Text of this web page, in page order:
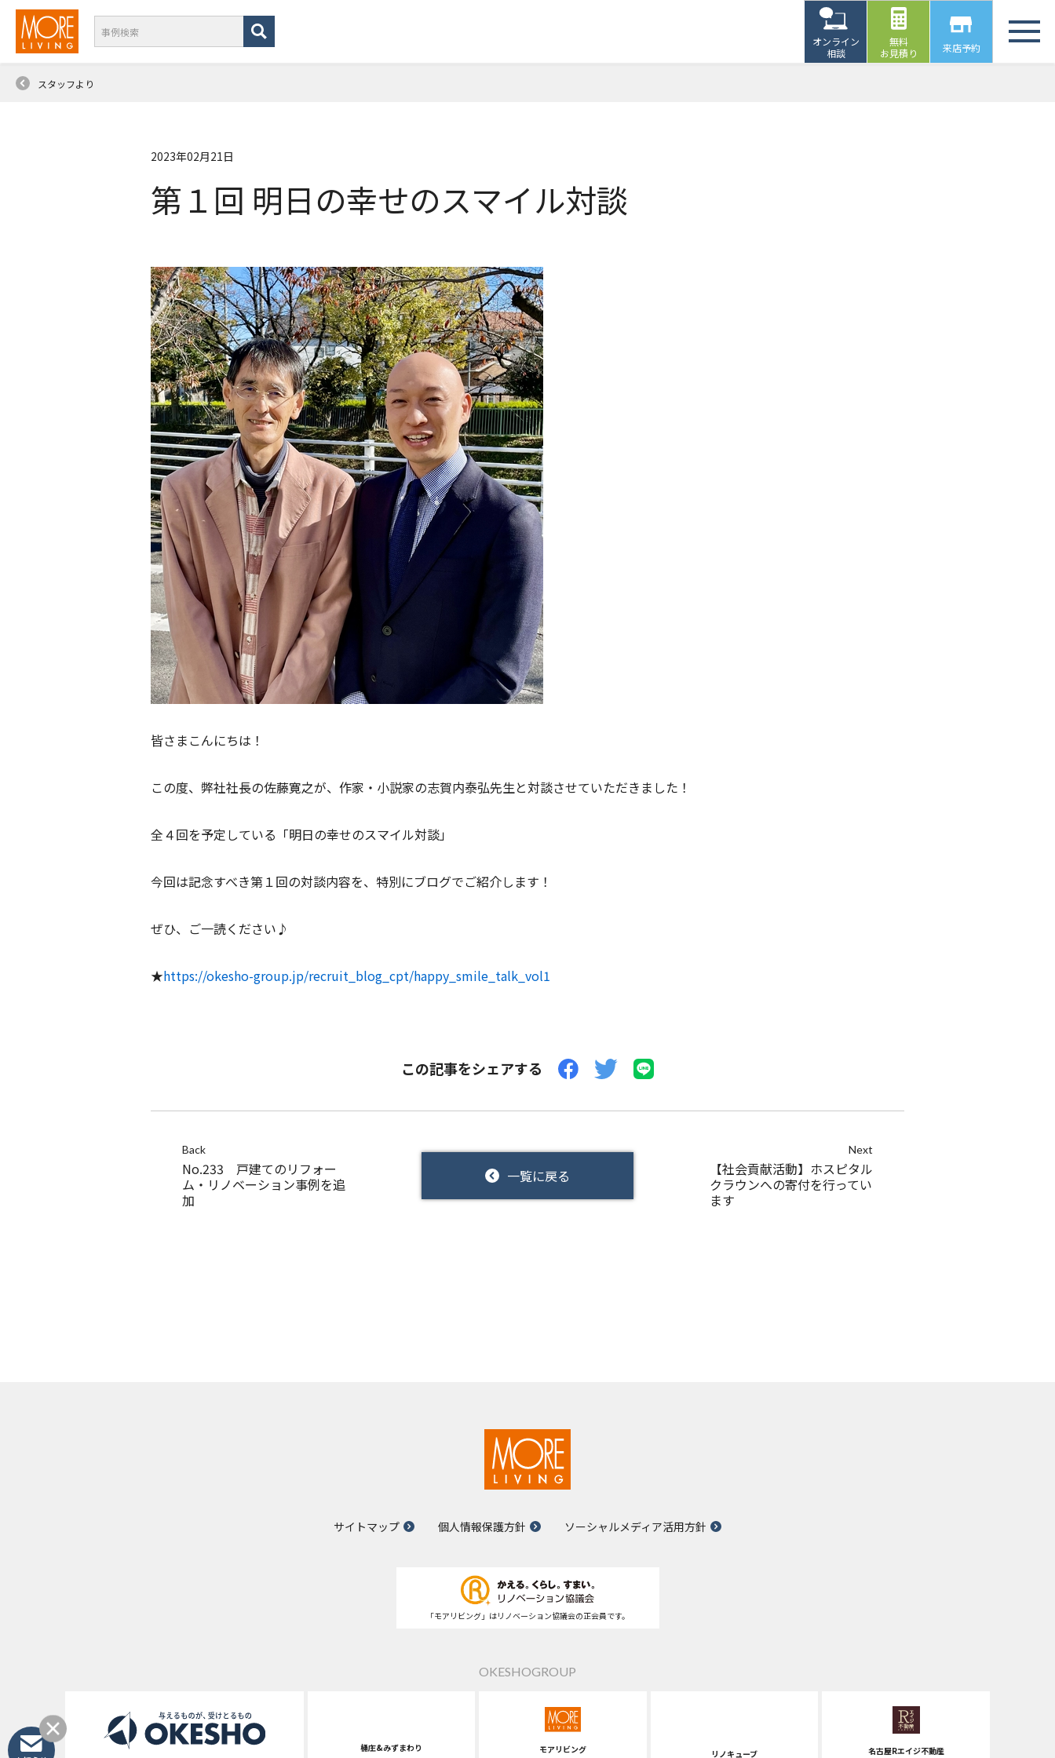
オンライン
相談
無料
お見積り
来店予約
スタッフより
2023年02月21日
第１回 明日の幸せのスマイル対談
皆さまこんにちは！
この度、弊社社長の佐藤寛之が、作家・小説家の志賀内泰弘先生と対談させていただきました！
全４回を予定している「明日の幸せのスマイル対談」
今回は記念すべき第１回の対談内容を、特別にブログでご紹介します！
ぜひ、ご一読ください♪
★https://okesho-group.jp/recruit_blog_cpt/happy_smile_talk_vol1
この記事をシェアする
Back
No.233 戸建てのリフォー
ム・リノベーション事例を追
加
一覧に戻る
Next
【社会貢献活動】ホスピタル
クラウンへの寄付を行ってい
ます
サイトマップ 個人情報保護方針 ソーシャルメディア活用方針
「モアリビング」はリノベーション協議会の正会員です。
OKESHOGROUP
桶庄&みずまわり モアリビング リノキューブ 名古屋Rエイジ不動産
お知らせ